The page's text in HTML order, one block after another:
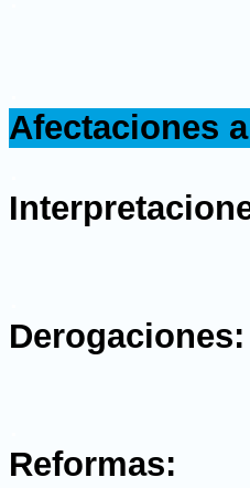
Afectaciones
Derogaciones:
Reformas: